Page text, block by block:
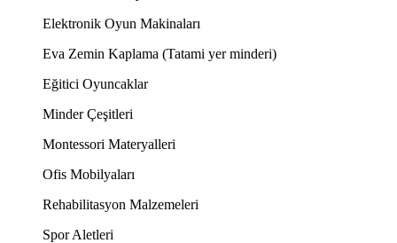
Elektronik Oyun Makinaları
Eva Zemin Kaplama (Tatami yer minderi)
Eğitici Oyuncaklar
Minder Çeşitleri
Montessori Materyalleri
Ofis Mobilyaları
Rehabilitasyon Malzemeleri
Spor Aletleri